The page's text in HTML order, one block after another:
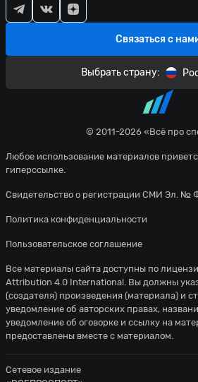
© 2011-2026 «Всё про
Любое использование материалов
гиперссылке.
Свидетельство о регистрации СМИ Эл. №
Политика конфиденциальности
Пользовательское соглашение
Связаться с
Выбрать страну:
Все материалы сайта доступны по
Attribution 4.0 International. Вы должны
(создателя) произведения (материала) и
уведомление об авторских правах,
уведомление об оговорке и ссылку на
предоставлены вместе с материалом.
Сетевое издание